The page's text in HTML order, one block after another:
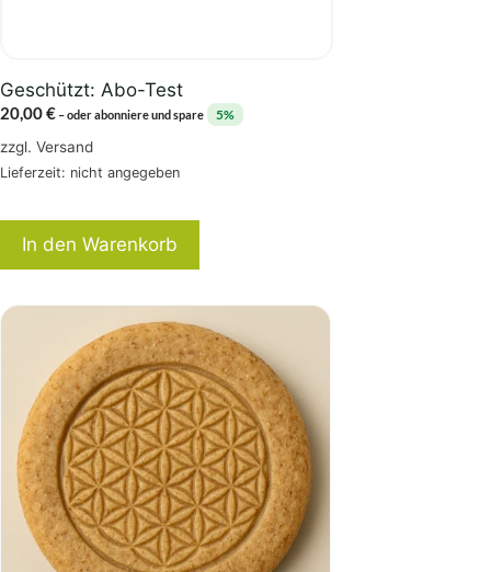
Geschützt: Abo-Test
20,00€ –oder abonniere und spare 5%
zzgl. Versand
Lieferzeit: nicht angegeben
In den Warenkorb